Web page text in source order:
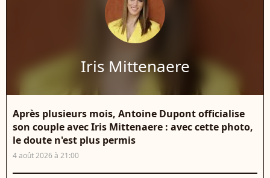
Iris Mittenaere
Après plusieurs mois, Antoine Dupont officialise
son couple avec Iris Mittenaere : avec cette photo,
le doute n'est plus permis
4 août 2026 à 21:00